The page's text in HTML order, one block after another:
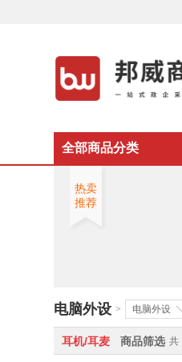
全部商品分类
热卖
推荐
电脑外设 > 电脑外设
耳机/耳麦 商品筛选 共